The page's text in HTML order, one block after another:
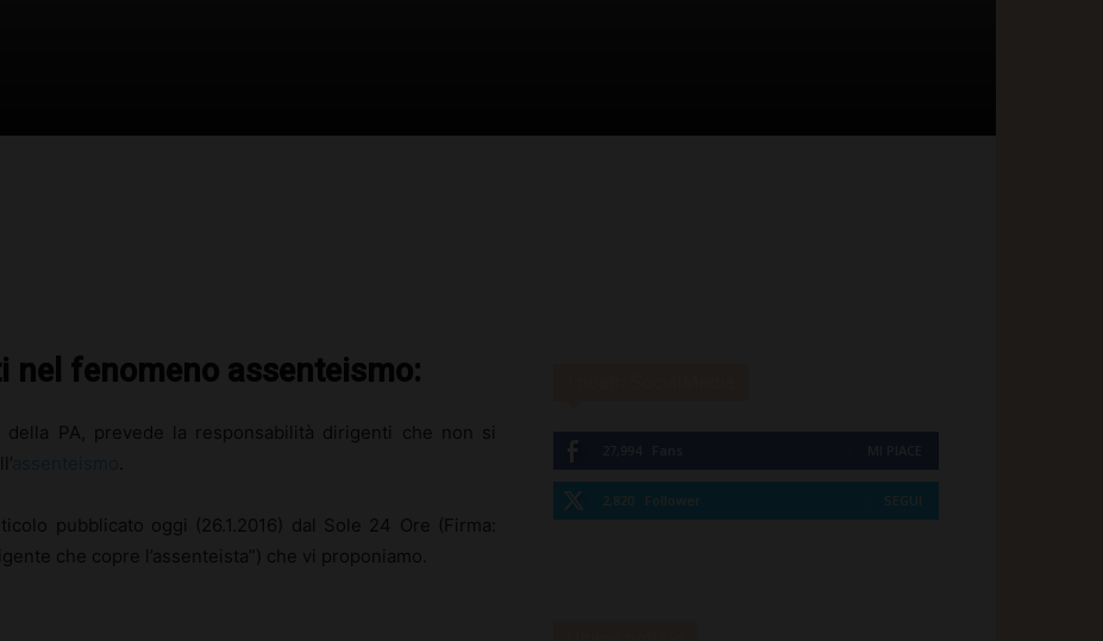
nel fenomeno assenteismo:
PA, prevede la responsabilità dirigenti che non si
pubblicato oggi (26.1.2016) dal Sole 24 Ore (Firma:
che copre l’assenteista”) che vi proponiamo.
2,820 Follower SEGUI